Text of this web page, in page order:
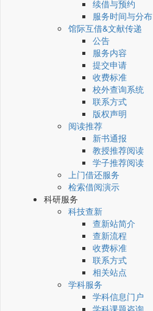
续借与预约
服务时间与分布
馆际互借&文献传递
公告
服务内容
提交申请
收费标准
校外查询系统
联系方式
版权声明
阅读推荐
新书通报
教授推荐阅读
学子推荐阅读
上门借还服务
检索借阅演示
科研服务
科技查新
查新站简介
查新流程
收费标准
联系方式
相关站点
学科服务
学科信息门户